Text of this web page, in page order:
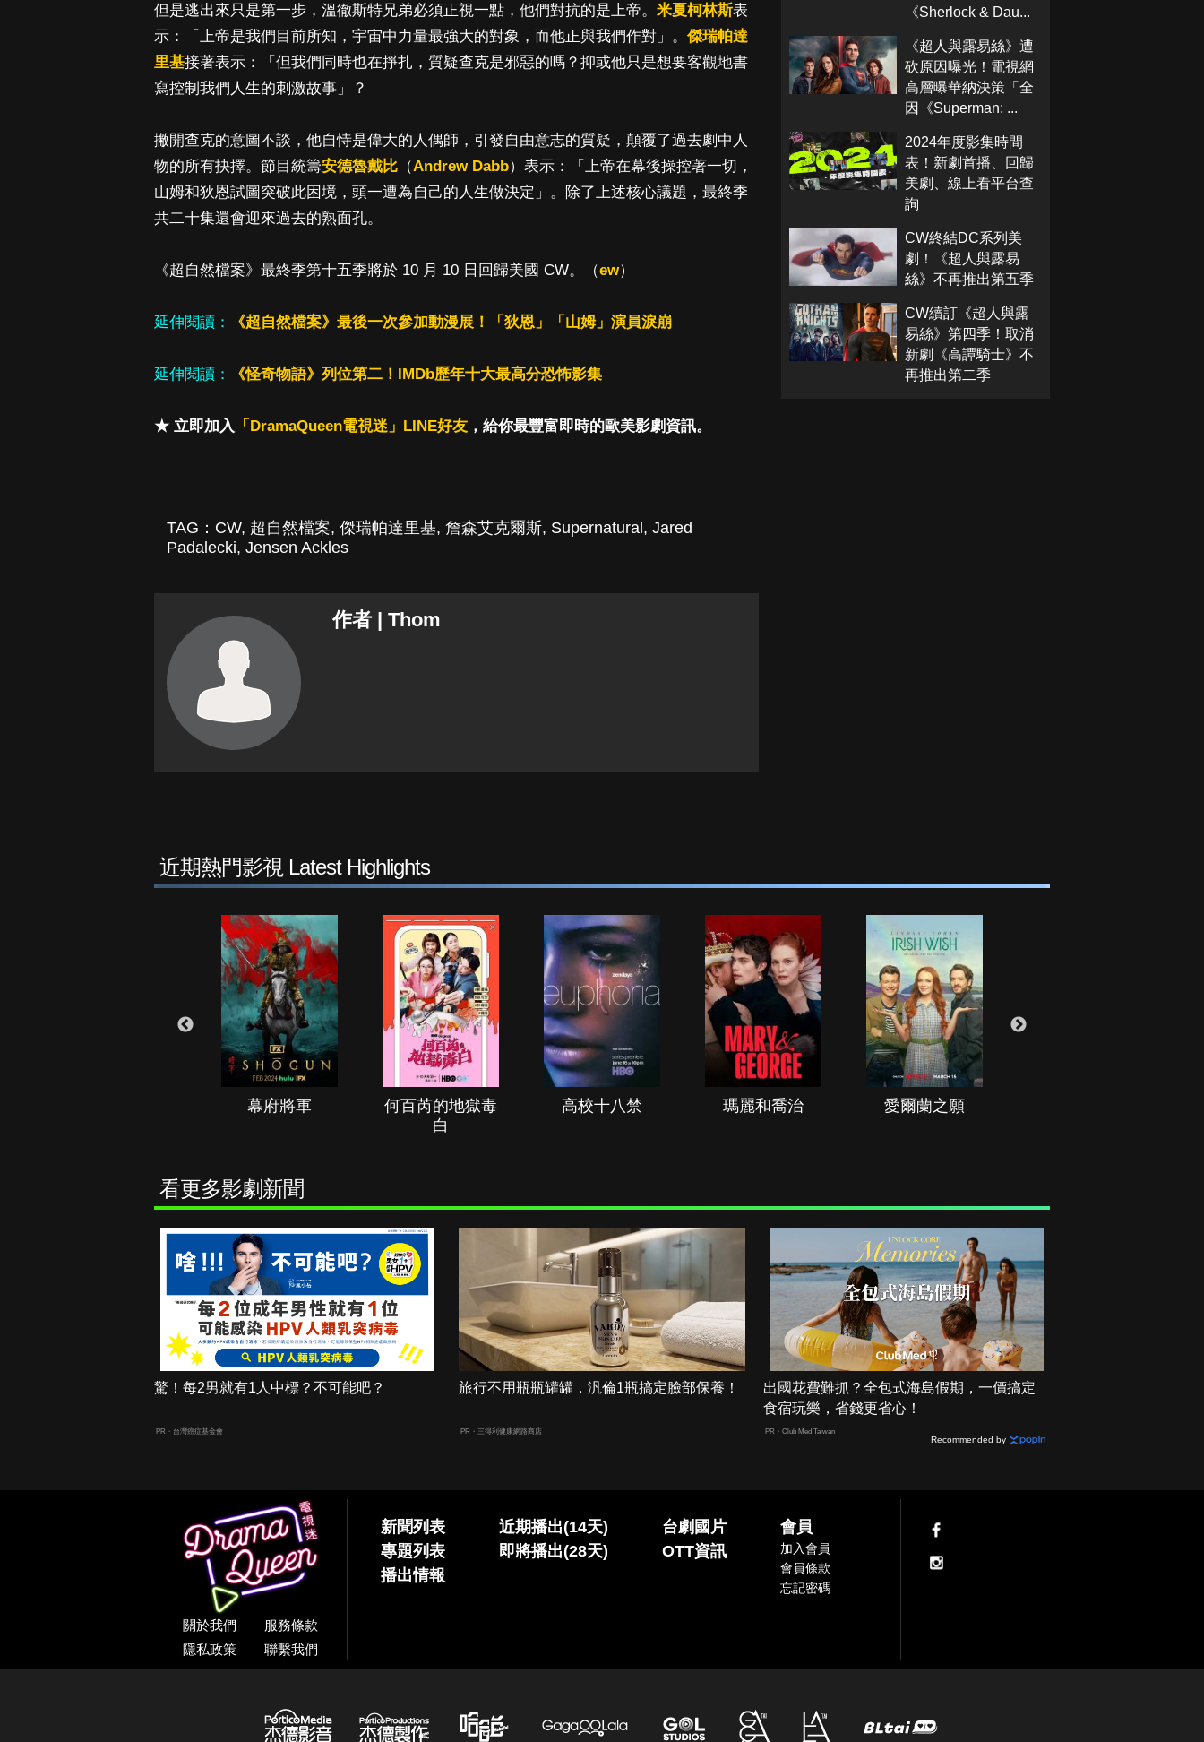
但是逃出來只是第一步，溫徹斯特兄弟必須正視一點，他們對抗的是上帝。 米夏柯林斯表
示：「上帝是我們目前所知，宇宙中力量最強大的對象，而他正與我們作對」。 傑瑞帕達
里基接著表示：「但我們同時也在掙扎，質疑查克是邪惡的嗎？抑或他只是想要客觀地書
寫控制我們人生的刺激故事」？
撇開查克的意圖不談，他自恃是偉大的人偶師，引發自由意志的質疑，顛覆了過去劇中人
物的所有抉擇。節目統籌安德魯戴比 （Andrew Dabb）表示：「上帝在幕後操控著一切，
山姆和狄恩試圖突破此困境，頭一遭為自己的人生做決定」。除了上述核心議題，最終季
共二十集還會迎來過去的熟面孔。
《超自然檔案》最終季第十五季將於 10 月 10 日回歸美國 CW。（ew）
延伸閱讀： 《超自然檔案》最後一次參加動漫展！「狄恩」「山姆」演員淚崩
延伸閱讀： 《怪奇物語》列位第二！IMDb歷年十大最高分恐怖影集
★ 立即加入 「DramaQueen電視迷」LINE好友 ，給你最豐富即時的歐美影劇資訊。
TAG： CW, 超自然檔案, 傑瑞帕達里基, 詹森艾克爾斯, Supernatural , Jared
Padalecki, Jensen Ackles
作者 | Thom
《Sherlock & Dau...
《超人與露易絲》遭
砍原因曝光！電視網
高層曝華納決策「全
因《Superman: ...
2024年度影集時間
表！新劇首播、回歸
美劇、線上看平台查
詢
CW終結DC系列美
劇！《超人與露易
絲》不再推出第五季
CW續訂《超人與露
易絲》第四季！取消
新劇《高譚騎士》不
再推出第二季
近期熱門影視 Latest Highlights
幕府將軍
何百芮的地獄毒
白
高校十八禁 瑪麗和喬治 愛爾蘭之願
看更多影劇新聞
驚！每2男就有1人中標？不可能吧？
PR・台灣癌症基金會
旅行不用瓶瓶罐罐，汎倫1瓶搞定臉部保養！
PR・三得利健康網路商店
出國花費難抓？全包式海島假期，一價搞定
食宿玩樂，省錢更省心！
PR・Club Med Taiwan
Recommended by
關於我們
服務條款
隱私政策
聯繫我們
新聞列表
專題列表
播出情報
近期播出(14天)
即將播出(28天)
台劇國片
OTT資訊
會員
加入會員
會員條款
忘記密碼